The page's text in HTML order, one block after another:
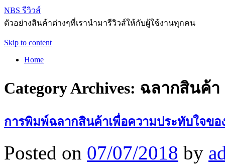
NBS รีวิวส์
ตัวอย่างสินค้าต่างๆที่เรานำมารีวิวส์ให้กับผู้ใช้งานทุกคน
Skip to content
Home
Category Archives: ฉลากสินค้า
การพิมพ์ฉลากสินค้าเพื่อความประทับใจขอ
Posted on 07/07/2018 by